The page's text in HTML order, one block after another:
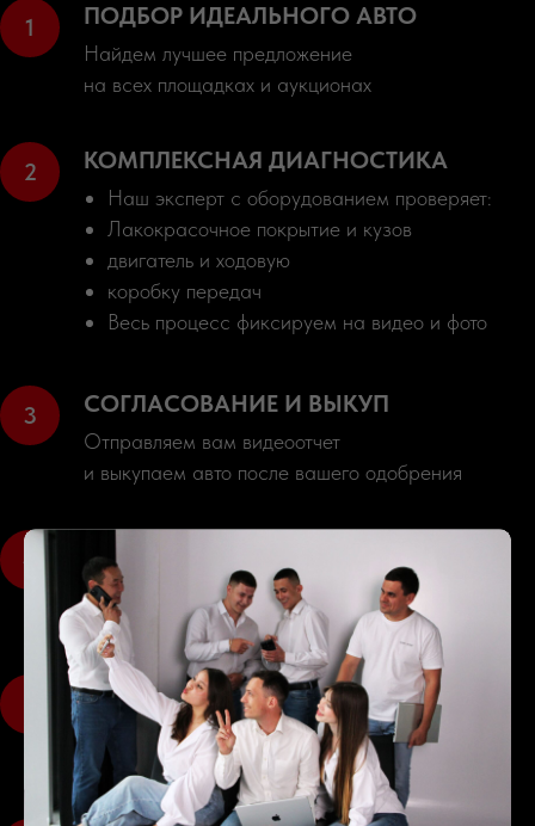
ПОДБОР ИДЕАЛЬНОГО АВТО
Найдем лучшее предложение
на всех площадках и аукционах
КОМПЛЕКСНАЯ ДИАГНОСТИКА
Наш эксперт с оборудованием проверяет:
Лакокрасочное покрытие и кузов
двигатель и ходовую
коробку передач
Весь процесс фиксируем на видео и фото
СОГЛАСОВАНИЕ И ВЫКУП
Отправляем вам видеоотчет
и выкупаем авто после вашего одобрения
Авто поступает к нам: оформление документов,
подготовка к отправке в порт
ДОСТАВКА
Машина следует через приграничный пункт в
ваш город